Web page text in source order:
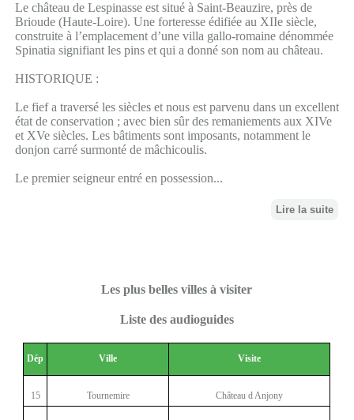
Le château de Lespinasse est situé à Saint-Beauzire, près de
Brioude (Haute-Loire). Une forteresse édifiée au XIIe siècle,
construite à l’emplacement d’une villa gallo-romaine dénommée
Spinatia signifiant les pins et qui a donné son nom au château.
HISTORIQUE :
Le fief a traversé les siècles et nous est parvenu dans un excellent
état de conservation ; avec bien sûr des remaniements aux XIVe
et XVe siècles. Les bâtiments sont imposants, notamment le
donjon carré surmonté de mâchicoulis.
Le premier seigneur entré en possession...
Lire la suite
Les plus belles villes à visiter
Liste des audioguides
Dép Ville Visite
15 Tournemire Château d Anjony